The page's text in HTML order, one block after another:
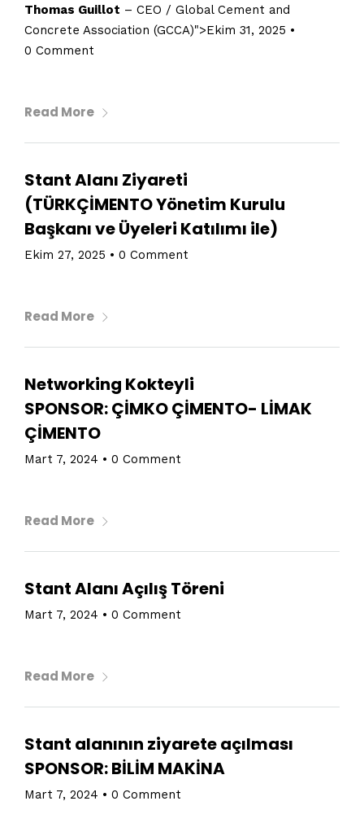
Thomas Guillot – CEO / Global Cement and
Concrete Association (GCCA)">Ekim 31, 2025 •
0 Comment
Read More
Stant Alanı Ziyareti
(TÜRKÇİMENTO Yönetim Kurulu
Başkanı ve Üyeleri Katılımı ile)
Ekim 27, 2025 • 0 Comment
Read More
Networking Kokteyli
SPONSOR: ÇİMKO ÇİMENTO- LİMAK
ÇİMENTO
Mart 7, 2024 • 0 Comment
Read More
Stant Alanı Açılış Töreni
Mart 7, 2024 • 0 Comment
Read More
Stant alanının ziyarete açılması
SPONSOR: BİLİM MAKİNA
Mart 7, 2024 • 0 Comment
Business Engineering Growth Platform
When
467 Davidson ave
Get directions